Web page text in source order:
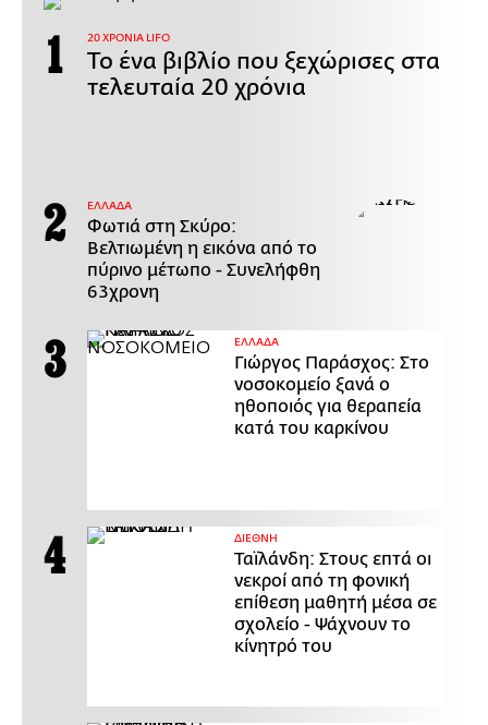
20 ΧΡΟΝΙΑ LIFO
Το ένα βιβλίο που ξεχώρισες στα
τελευταία 20 χρόνια
ΕΛΛΑΔΑ
Φωτιά στη Σκύρο:
Βελτιωμένη η εικόνα από το
πύρινο μέτωπο - Συνελήφθη
63χρονη
ΕΛΛΑΔΑ
Γιώργος Παράσχος: Στο
νοσοκομείο ξανά ο
ηθοποιός για θεραπεία
κατά του καρκίνου
ΔΙΕΘΝΗ
Ταϊλάνδη: Στους επτά οι
νεκροί από τη φονική
επίθεση μαθητή μέσα σε
σχολείο - Ψάχνουν το
κίνητρό του